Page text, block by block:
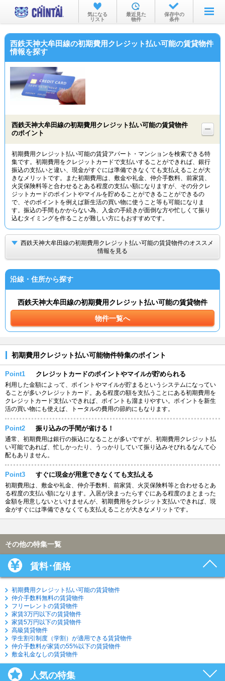
お部屋を探す
沿線・駅から
不動産会社から
気になる
リスト
最近見た
物件
保存中の
条件
西鉄天神大牟田線の初期費用クレジット払い可能の賃貸物件
情報を探す
西鉄天神大牟田線の初期費用クレジット払い可能の賃貸物件
のポイント
初期費用クレジット払い可能の賃貸アパート・マンションを検索できる特
集です。初期費用をクレジットカードで支払いすることができれば、銀行
振込の支払いと違い、現金がすぐには準備できなくても支払えることが大
きなメリットです。また初期費用は、敷金や礼金、仲介手数料、前家賃、
火災保険料等と合わせるとある程度の支払い額になりますが、その分クレ
ジットカードのポイントやマイルを貯めることができることができるの
で、そのポイントを例えば新生活の買い物に使うこと等も可能になりま
す。振込の手間もかからない為、入金の手続きが面倒な方や忙しくて振り
込むタイミングを作ることが難しい方にもおすすめです。
西鉄天神大牟田線の初期費用クレジット払い可能の賃貸物件のオススメ
情報を見る
沿線・住所から探す
西鉄天神大牟田線の初期費用クレジット払い可能の賃貸物件
物件一覧へ
初期費用クレジット払い可能物件特集のポイント
Point1 クレジットカードのポイントやマイルが貯められる
利用した金額によって、ポイントやマイルが貯まるというシステムになってい
ることが多いクレジットカード。ある程度の額を支払うことにある初期費用を
クレジットカード支払いできれば、ポイントも溜まりやすい。ポイントを新生
活の買い物にも使えば、トータルの費用の節約にもなります。
Point2 振り込みの手間が省ける！
通常、初期費用は銀行の振込になることが多いですが、初期費用クレジット払
い可能であれば、忙しかったり、うっかりしていて振り込みそびれるなんて心
配もありません。
Point3 すぐに現金が用意できなくても支払える
初期費用は、敷金や礼金、仲介手数料、前家賃、火災保険料等と合わせるとあ
る程度の支払い額になります。入居が決まったらすぐにある程度のまとまった
金額を用意しないといけませんが、初期費用をクレジット支払いできれば、現
金がすぐには準備できなくても支払えることが大きなメリットです。
その他の特集一覧
賃料･価格
初期費用クレジット払い可能の賃貸物件
仲介手数料無料の賃貸物件
フリーレントの賃貸物件
家賃3万円以下の賃貸物件
家賃5万円以下の賃貸物件
高級賃貸物件
学生割引制度（学割）が適用できる賃貸物件
仲介手数料が家賃の55%以下の賃貸物件
敷金礼金なしの賃貸物件
人気の特集